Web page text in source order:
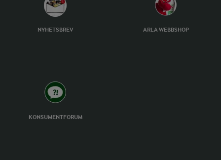
NYHETSBREV ARLA WEBBSHOP
KONSUMENTFORUM